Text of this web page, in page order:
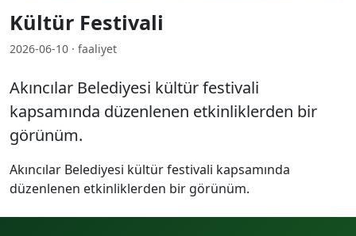
Kültür Festivali
2026-06-10 · faaliyet
Akıncılar Belediyesi kültür festivali
kapsamında düzenlenen etkinliklerden bir
görünüm.
Akıncılar Belediyesi kültür festivali kapsamında
düzenlenen etkinliklerden bir görünüm.